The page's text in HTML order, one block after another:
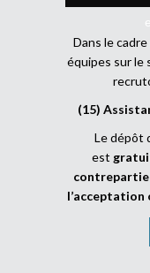
Dans le
équipes sur le
(15)
Le dépôt
est
contrepartie